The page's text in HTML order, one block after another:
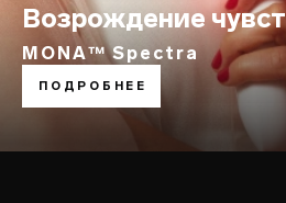
Возрождение
MONA™ Spectra
ПОДРОБНЕЕ
мастер глубоких